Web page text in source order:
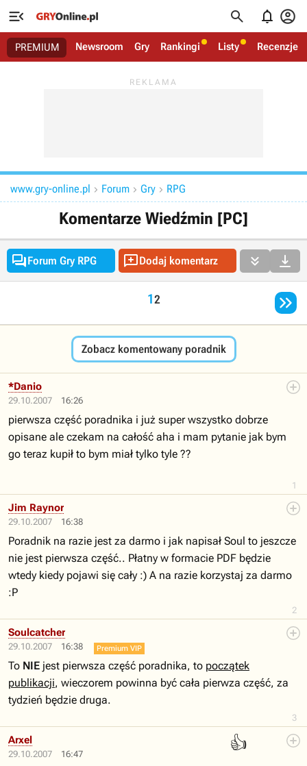
   
PREMIUM Newsroom Gry Rankingi Listy Recenzje
www.gry-online.pl  Forum  Gry  RPG
Komentarze Wiedźmin [PC]
Forum Gry RPG Dodaj komentarz  
12 
Zobacz komentowany poradnik
29.10.2007 16:26
1
*Danio
pierwsza część poradnika i już super wszystko dobrze
opisane ale czekam na całość aha i mam pytanie jak bym
go teraz kupił to bym miał tylko tyle ??
29.10.2007 16:38
2
Jim Raynor
Poradnik na razie jest za darmo i jak napisał Soul to jeszcze
nie jest pierwsza część.. Płatny w formacie PDF będzie
wtedy kiedy pojawi się cały :) A na razie korzystaj za darmo
:P
29.10.2007 16:38
3
Soulcatcher
Premium VIP
To NIE jest pierwsza część poradnika, to początek
publikacji, wieczorem powinna być cała pierwza część, za
tydzień będzie druga.
29.10.2007 16:47
👍
Arxel